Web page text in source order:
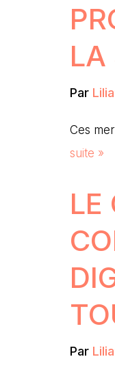
LA
Par
Ces
suite »
LE
Par